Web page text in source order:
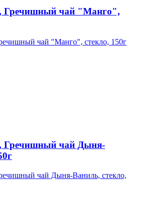
Гречишный чай "Манго",
Гречишный чай Дыня-